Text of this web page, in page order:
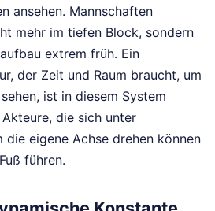
ansehen. Mannschaften
mehr im tiefen Block, sondern
extrem früh. Ein
der Zeit und Raum braucht, um
ist in diesem System
die sich unter
die eigene Achse drehen können
führen.